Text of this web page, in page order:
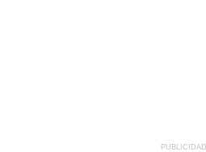
PUBLICIDAD